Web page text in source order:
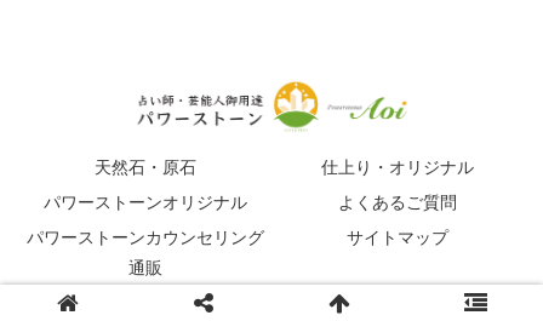
天然石・原石
仕上り・オリジナル
パワーストーンオリジナル
よくあるご質問
パワーストーンカウンセリング
通販
サイトマップ
© 2015-2026 占い師・芸能人御用達パワーストーンマガジン.